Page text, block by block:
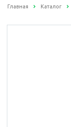
Главная Каталог